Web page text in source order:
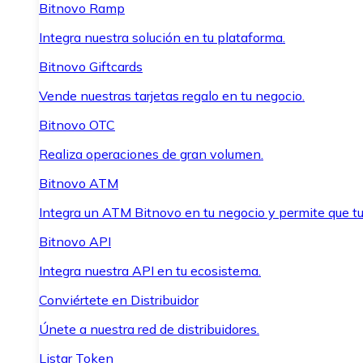
Bitnovo Ramp
Integra nuestra solución en tu plataforma.
Bitnovo Giftcards
Vende nuestras tarjetas regalo en tu negocio.
Bitnovo OTC
Realiza operaciones de gran volumen.
Bitnovo ATM
Integra un ATM Bitnovo en tu negocio y permite que
Bitnovo API
Integra nuestra API en tu ecosistema.
Conviértete en Distribuidor
Únete a nuestra red de distribuidores.
Listar Token